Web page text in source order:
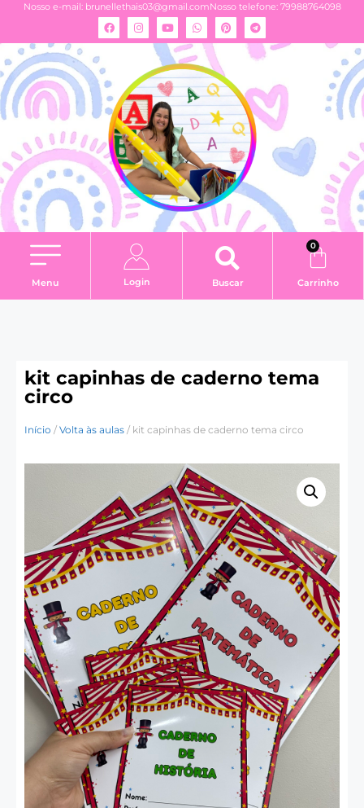
Nosso e-mail: brunellethais03@gmail.comNosso telefone: 79988764098
Menu Login Buscar
0
Carrinho
kit capinhas de caderno tema
circo
Início / Volta às aulas / kit capinhas de caderno tema circo